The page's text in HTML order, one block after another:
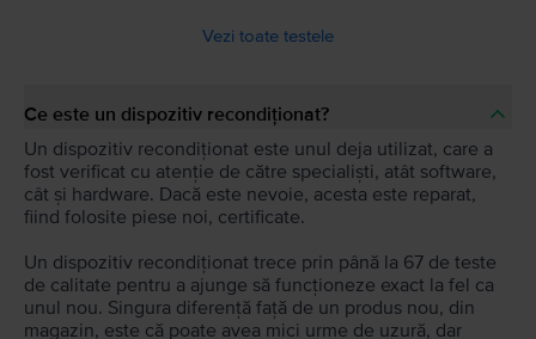
Vezi toate testele
Ce este un dispozitiv recondiționat?
Un dispozitiv recondiționat este unul deja utilizat, care a
fost verificat cu atenție de către specialiști, atât software,
cât și hardware. Dacă este nevoie, acesta este reparat,
fiind folosite piese noi, certificate.
Un dispozitiv recondiționat trece prin până la 67 de teste
de calitate pentru a ajunge să funcționeze exact la fel ca
unul nou. Singura diferență față de un produs nou, din
magazin, este că poate avea mici urme de uzură, dar